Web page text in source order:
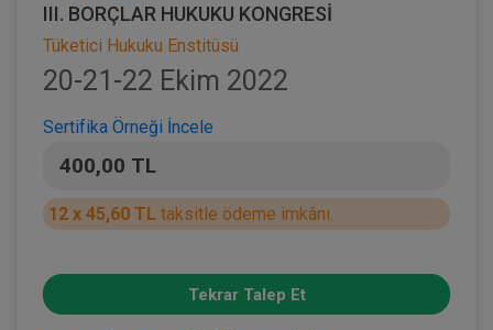
III. BORÇLAR HUKUKU KONGRESİ
Tüketici Hukuku Enstitüsü
20-21-22 Ekim 2022
Sertifika Örneği İncele
400,00 TL
12 x 45,60 TL taksitle ödeme imkânı.
Tekrar Talep Et